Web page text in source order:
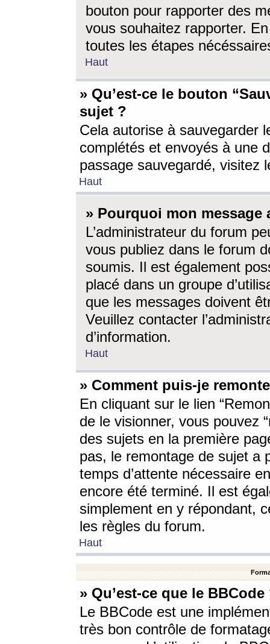
bouton pour rapporter des
vous souhaitez rapporter.
toutes les étapes
Haut
» Qu’est-ce le bouton
sujet ?
Cela autorise à sauvegarder
complétés et envoyés à une
passage sauvegardé, visitez
Haut
» Pourquoi mon message
L’administrateur du forum
vous publiez dans le forum
soumis. Il est également
placé dans un groupe
que les messages doivent
Veuillez contacter
d’information.
Haut
» Comment puis-je
En cliquant sur le lien
de le visionner, vous pouvez
des sujets en la première
pas, le remontage de sujet a
temps d’attente nécessaire
encore été terminé. Il est
simplement en y répondant,
les règles du forum.
Haut
» Qu’est-ce que le BBCode
Le BBCode est une
très bon contrôle de